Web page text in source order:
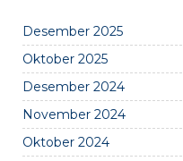
Desember 2025
Oktober 2025
Desember 2024
November 2024
Oktober 2024